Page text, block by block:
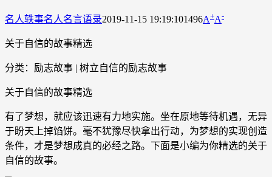
名人轶事名人名言语录2019-11-15 19:19:101496A+A-
关于自信的故事精选
分类：励志故事 | 树立自信的励志故事
关于自信的故事精选
有了梦想，就应该迅速有力地实施。坐在原地等待机遇，无异
于盼天上掉馅饼。毫不犹豫尽快拿出行动，为梦想的实现创造
条件，才是梦想成真的必经之路。下面是小编为你精选的关于
自信的故事。